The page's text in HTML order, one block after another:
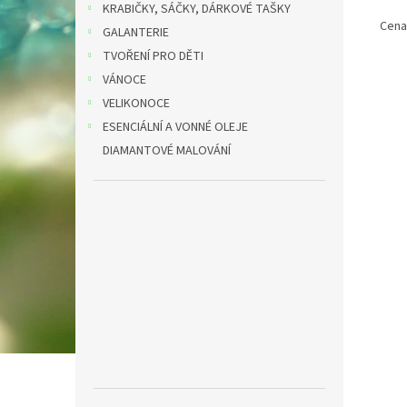
KRABIČKY, SÁČKY, DÁRKOVÉ TAŠKY
GALANTERIE
TVOŘENÍ PRO DĚTI
VÁNOCE
VELIKONOCE
ESENCIÁLNÍ A VONNÉ OLEJE
DIAMANTOVÉ MALOVÁNÍ